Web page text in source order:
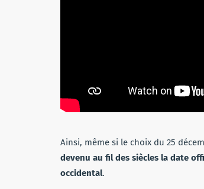
Ainsi, même si le choix du 25
devenu au fil des siècles la date
occidental.